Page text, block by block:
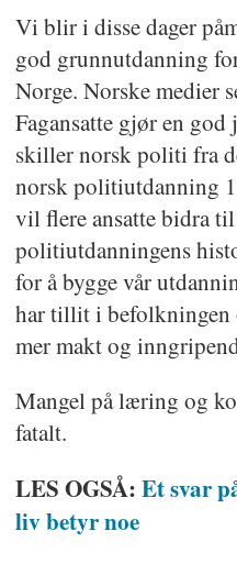
Vi blir i disse dager
god grunnutdanning
Norge. Norske medier
Fagansatte gjør en
skiller norsk politi fra
norsk politiutdanning
vil flere ansatte bidra
politiutdanningens
for å bygge vår
har tillit i befolkningen
mer makt og
Mangel på læring og
fatalt.
LES OGSÅ:Et svar
liv betyr noe